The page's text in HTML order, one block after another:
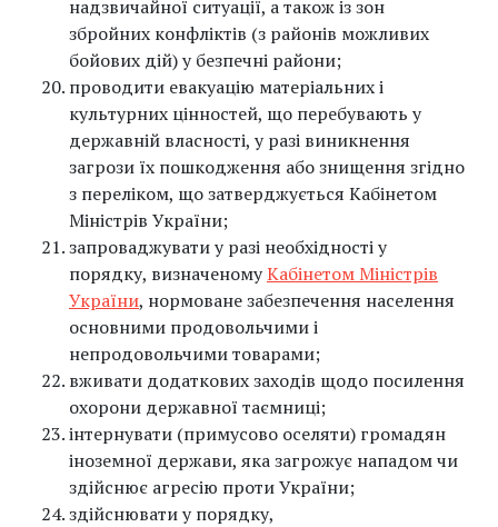
надзвичайної ситуації, а також із зон
збройних конфліктів (з районів можливих
бойових дій) у безпечні райони;
проводити евакуацію матеріальних і
культурних цінностей, що перебувають у
державній власності, у разі виникнення
загрози їх пошкодження або знищення згідно
з переліком, що затверджується Кабінетом
Міністрів України;
запроваджувати у разі необхідності у
порядку, визначеномуКабінетом Міністрів
України, нормоване забезпечення населення
основними продовольчими і
непродовольчими товарами;
вживати додаткових заходів щодо посилення
охорони державної таємниці;
інтернувати (примусово оселяти) громадян
іноземної держави, яка загрожує нападом чи
здійснює агресію проти України;
здійснювати у порядку,